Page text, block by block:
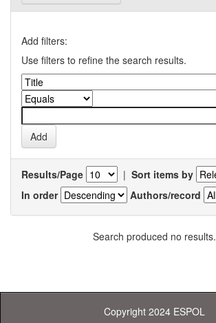
Add filters:
Use filters to refine the search results.
Results/Page | Sort items by
In order
Authors/record
Search produced no results.
Copyright 2024 ESPOL